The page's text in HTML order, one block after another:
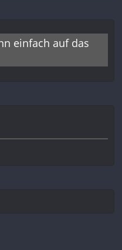
einfach auf das